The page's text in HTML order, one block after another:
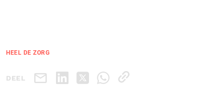
HEEL DE ZORG
DEEL